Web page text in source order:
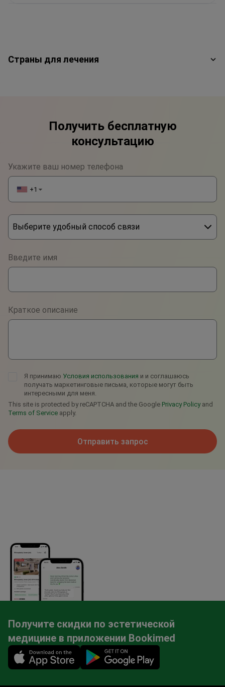
Страны для лечения
Получить бесплатную
консультацию
Укажите ваш номер телефона
+1 ▼
Выберите удобный способ связи
WhatsApp
Viber
Telegram
Введите имя
Краткое описание
Я принимаю Условия использования и и соглашаюсь
получать маркетинговые письма, которые могут быть
интересными для меня.
This site is protected by reCAPTCHA and the Google Privacy Policyand
Terms of Service apply.
Отправить запрос
Получите скидки по эстетической
медицине в приложении Bookimed
Mobile app illustration